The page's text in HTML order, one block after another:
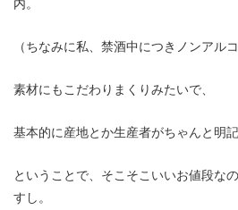
（ちなみに私、禁酒中につきノンアル
素材にもこだわりまくりみたいで、
基本的に産地とか生産者がちゃんと明記
ということで、そこそこいいお値段な
すし。